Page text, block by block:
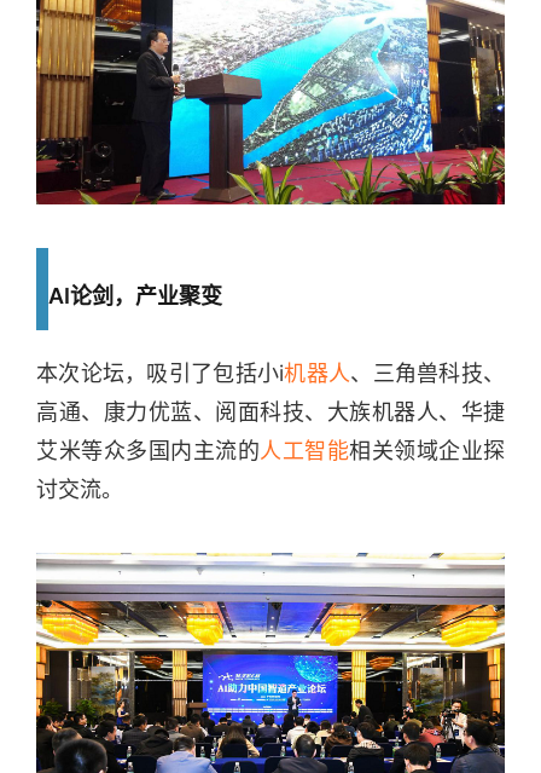
AI论剑，产业聚变
本次论坛，吸引了包括小i机器人、三角兽科技、
高通、康力优蓝、阅面科技、大族机器人、华捷
艾米等众多国内主流的人工智能相关领域企业探
讨交流。